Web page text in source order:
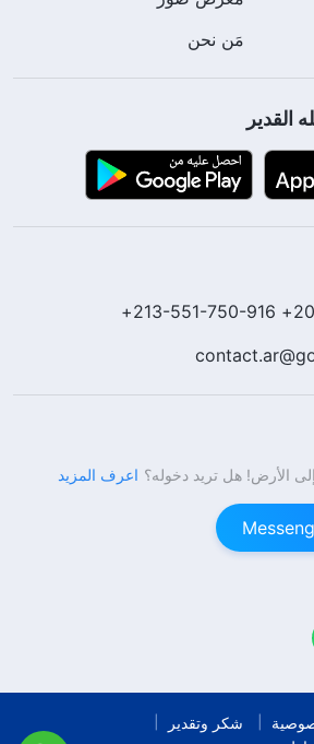
مَن نحن
القدير
الأرض! هل تريد دخوله؟ اعرف المزيد
شكر وتقدير